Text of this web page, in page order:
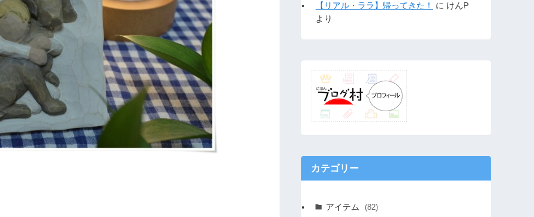
【リアル・ララ】帰ってきた！ に けんP
より
カテゴリー
アイテム (82)